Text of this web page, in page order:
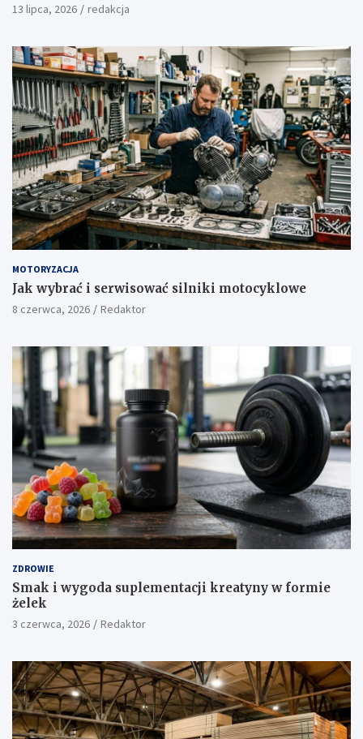
13 lipca, 2026 redakcja
MOTORYZACJA
Jak wybrać i serwisować silniki motocyklowe
8 czerwca, 2026 Redaktor
ZDROWIE
Smak i wygoda suplementacji kreatyny w formie
żelek
3 czerwca, 2026 Redaktor